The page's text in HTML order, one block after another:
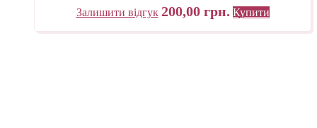
Залишити відгук 200,00 грн. Купити